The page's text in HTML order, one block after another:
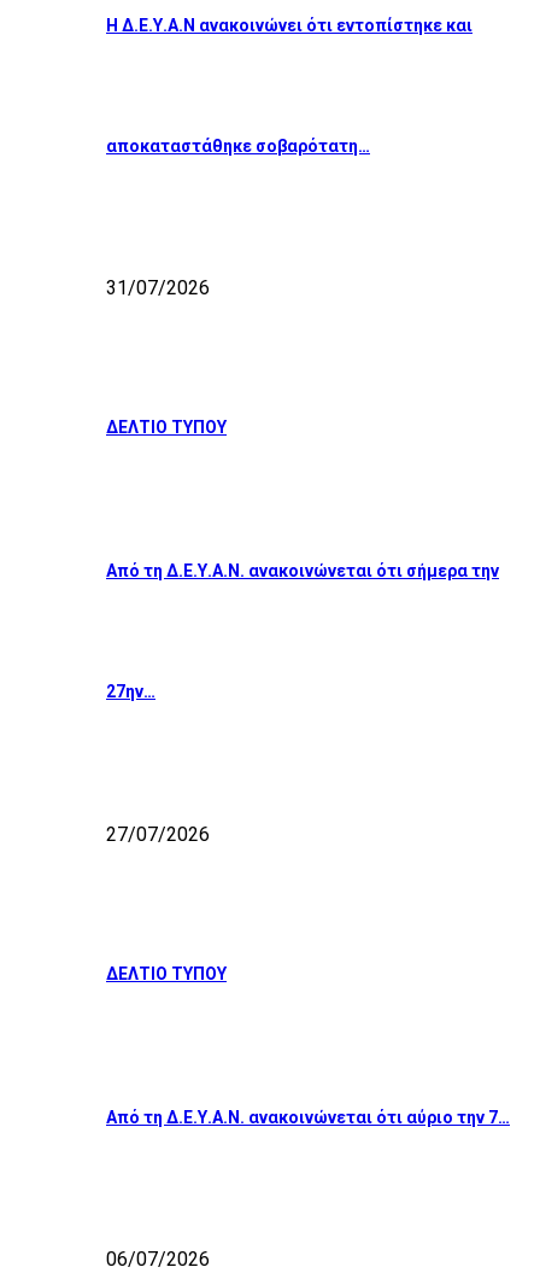
Η Δ.Ε.Υ.Α.Ν ανακοινώνει ότι εντοπίστηκε και
αποκαταστάθηκε σοβαρότατη…
31/07/2026
ΔΕΛΤΙΟ ΤΥΠΟΥ
Από τη Δ.Ε.Υ.Α.Ν. ανακοινώνεται ότι σήμερα την
27ην…
27/07/2026
ΔΕΛΤΙΟ ΤΥΠΟΥ
Από τη Δ.Ε.Υ.Α.Ν. ανακοινώνεται ότι αύριο την 7…
06/07/2026